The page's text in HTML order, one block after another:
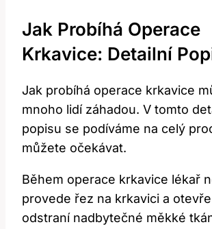
Jak Probíhá Operace
Krkavice: Detailní
Jak probíhá operace krkavice
mnoho lidí záhadou. V tomto
popisu se podíváme na celý
můžete očekávat.
Během operace krkavice lékař
provede řez na krkavici a
odstraní nadbytečné měkké